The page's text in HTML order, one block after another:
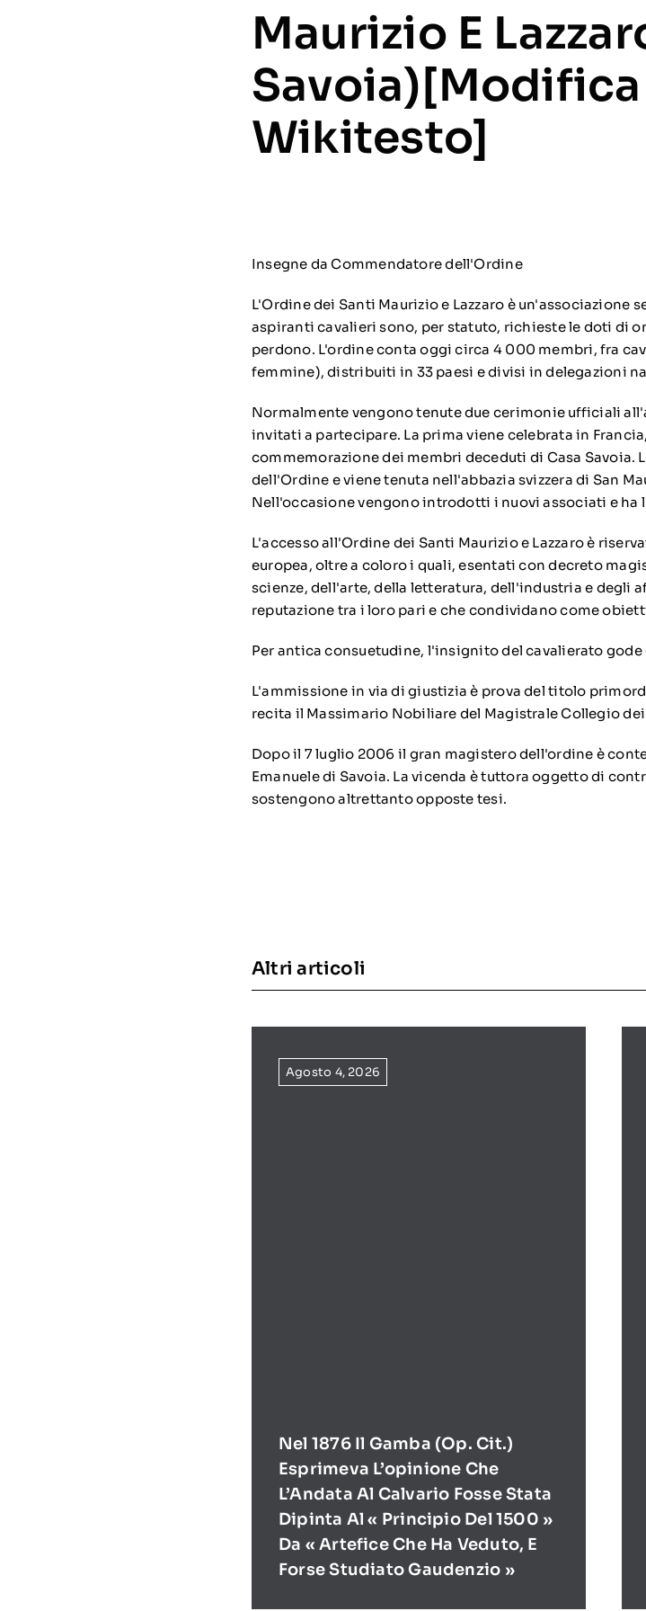
Maurizio E
Savoia)[Modifica
Wikitesto]
Insegne da Commendatore dell'Ordine
L'Ordine dei Santi Maurizio e Lazzaro è un'associazione
aspiranti cavalieri sono, per statuto, richieste le doti di
perdono. L'ordine conta oggi circa 4 000 membri, fra
femmine), distribuiti in 33 paesi e divisi in delegazioni
Normalmente vengono tenute due cerimonie ufficiali
invitati a partecipare. La prima viene celebrata in
commemorazione dei membri deceduti di Casa Savoia.
dell'Ordine e viene tenuta nell'abbazia svizzera di San
Nell'occasione vengono introdotti i nuovi associati e ha
L'accesso all'Ordine dei Santi Maurizio e Lazzaro è
europea, oltre a coloro i quali, esentati con decreto
scienze, dell'arte, della letteratura, dell'industria e degli
reputazione tra i loro pari e che condividano come
Per antica consuetudine, l'insignito del cavalierato
L'ammissione in via di giustizia è prova del titolo
recita il Massimario Nobiliare del Magistrale Collegio
Dopo il 7 luglio 2006 il gran magistero dell'ordine è
Emanuele di Savoia. La vicenda è tuttora oggetto di
sostengono altrettantoopposte tesi.
Altri articoli
Agosto 4, 2026
Nel 1876 Il Gamba (op. Cit.)
Esprimeva L’opinione Che
L’Andata Al Calvario Fosse Stata
Dipinta Al « Principio Del 1500 »
Da « Artefice Che Ha Veduto, E
Forse Studiato Gaudenzio »